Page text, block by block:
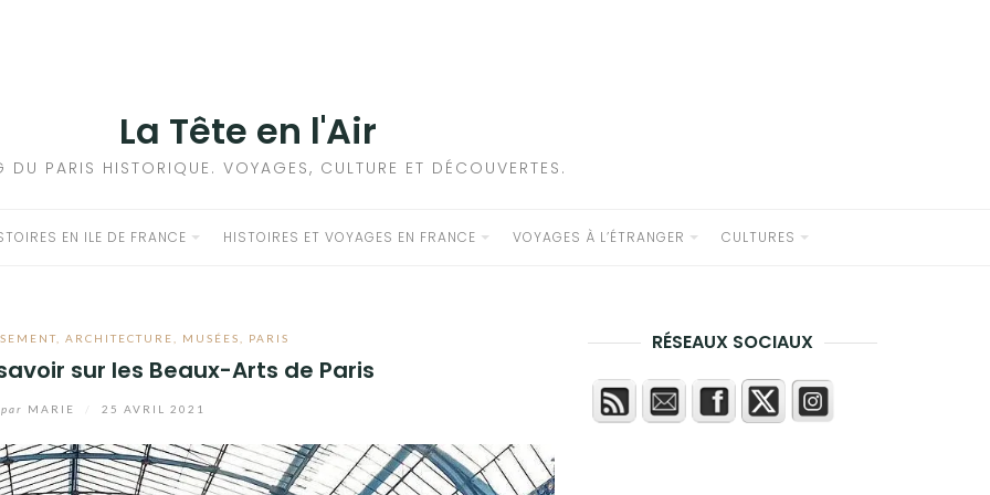
La Tête en l'Air
DU PARIS HISTORIQUE. VOYAGES, CULTURE ET DÉCOUVERTES.
EN ILE DE FRANCE HISTOIRES ET VOYAGES EN FRANCE VOYAGES À L’ÉTRANGER CULTURES
,ARCHITECTURE MUSÉES PARIS
sur les Beaux-Arts de Paris
par MARIE 25 AVRIL 2021
RÉSEAUX SOCIAUX